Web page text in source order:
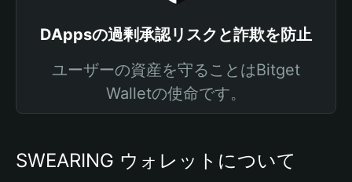
DAppsの過剰承認リスクと詐欺を防止
ユーザーの資産を守ることはBitget
Walletの使命です。
SWEARING ウォレットについて